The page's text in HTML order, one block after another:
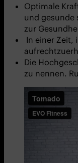
Optimale
und gesunde
zur
In einer Zeit,
Die
zu nennen.